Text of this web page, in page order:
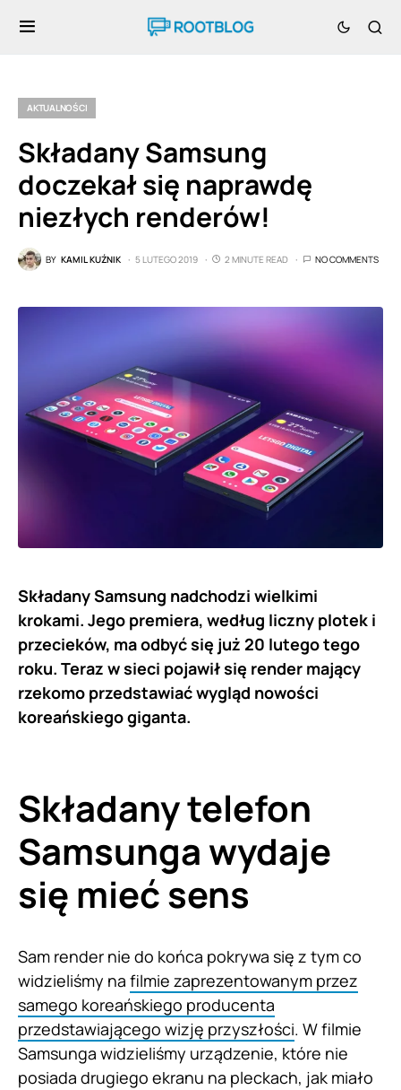
AKTUALNOŚCI
Składany Samsung
doczekał się naprawdę
niezłych renderów!
BY KAMIL KUŹNIK 5 LUTEGO 2019 2 MINUTE READ NO COMMENTS
Składany Samsung nadchodzi wielkimi
krokami. Jego premiera, według liczny plotek i
przecieków, ma odbyć się już 20 lutego tego
roku. Teraz w sieci pojawił się render mający
rzekomo przedstawiać wygląd nowości
koreańskiego giganta.
Składany telefon
Samsunga wydaje
się mieć sens
Sam render nie do końca pokrywa się z tym co
widzieliśmy na filmie zaprezentowanym przez
samego koreańskiego producenta
przedstawiającego wizję przyszłości. W filmie
Samsunga widzieliśmy urządzenie, które nie
posiada drugiego ekranu na pleckach, jak miało